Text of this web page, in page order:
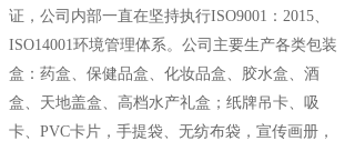
n
证，公司内部一直在坚持执行ISO9001：2015、
ISO14001环境管理体系。公司主要生产各类包装
盒：药盒、保健品盒、化妆品盒、胶水盒、酒
盒、天地盖盒、高档水产礼盒；纸牌吊卡、吸
卡、PVC卡片，手提袋、无纺布袋，宣传画册，